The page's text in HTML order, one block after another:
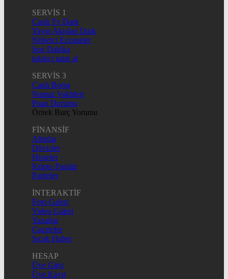
SERVİS 1
Canlı Tv Dark
Yayın Akışları Dark
Nöbetçi Eczaneler
Son Dakika
takipçi satın al
SERVİS 3
Canlı Borsa
Namaz Vakitleri
Puan Durumu
Örnek Burç Yorumu
FİNANSİF
Altınlar
Dövizler
Hisseler
Kripto Paralar
Pariteler
İNTERAKTİF
Foto Galeri
Video Galeri
Yazarlar
Gazeteler
Sıcak Haber
HESAP
Üye Giriş
Üye Kayıt